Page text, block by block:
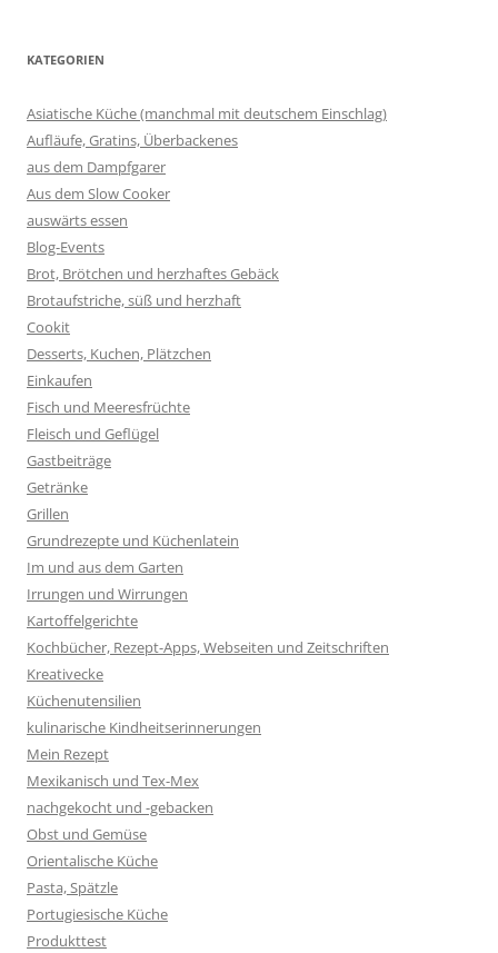
KATEGORIEN
Asiatische Küche (manchmal mit deutschem Einschlag)
Aufläufe, Gratins, Überbackenes
aus dem Dampfgarer
Aus dem Slow Cooker
auswärts essen
Blog-Events
Brot, Brötchen und herzhaftes Gebäck
Brotaufstriche, süß und herzhaft
Cookit
Desserts, Kuchen, Plätzchen
Einkaufen
Fisch und Meeresfrüchte
Fleisch und Geflügel
Gastbeiträge
Getränke
Grillen
Grundrezepte und Küchenlatein
Im und aus dem Garten
Irrungen und Wirrungen
Kartoffelgerichte
Kochbücher, Rezept-Apps, Webseiten und Zeitschriften
Kreativecke
Küchenutensilien
kulinarische Kindheitserinnerungen
Mein Rezept
Mexikanisch und Tex-Mex
nachgekocht und -gebacken
Obst und Gemüse
Orientalische Küche
Pasta, Spätzle
Portugiesische Küche
Produkttest